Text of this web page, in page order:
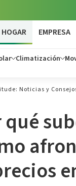
HOGAR
Climatización
EMPRESA
Noticias y
qué